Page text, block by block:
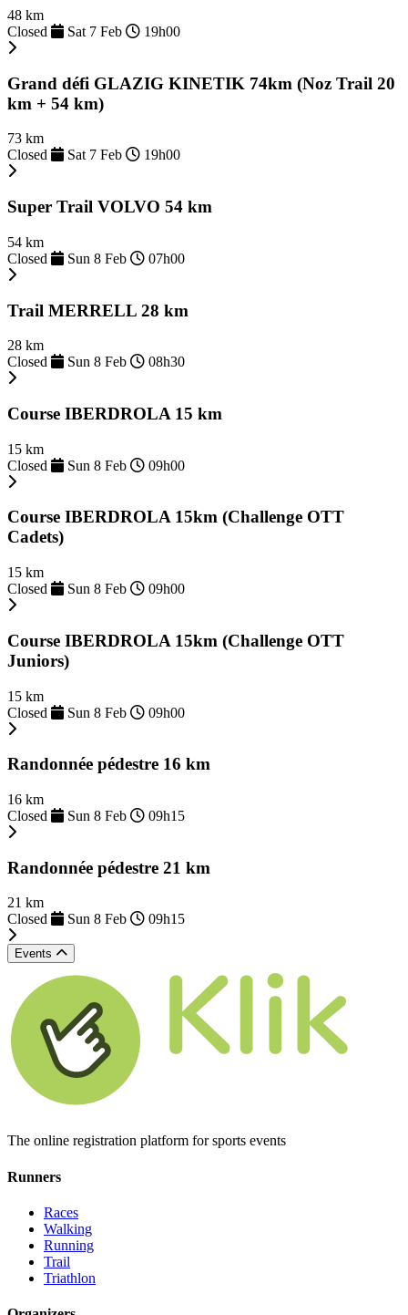
48 km
Closed
Sat 7 Feb 19h00
Grand défi GLAZIG KINETIK 74km (Noz Trail 20
km + 54 km)
73 km
Closed
Sat 7 Feb 19h00
Super Trail VOLVO 54 km
54 km
Closed
Sun 8 Feb 07h00
Trail MERRELL 28 km
28 km
Closed
Sun 8 Feb 08h30
Course IBERDROLA 15 km
15 km
Closed
Sun 8 Feb 09h00
Course IBERDROLA 15km (Challenge OTT
Cadets)
15 km
Closed
Sun 8 Feb 09h00
Course IBERDROLA 15km (Challenge OTT
Juniors)
15 km
Closed
Sun 8 Feb 09h00
Randonnée pédestre 16 km
16 km
Closed
Sun 8 Feb 09h15
Randonnée pédestre 21 km
21 km
Closed
Sun 8 Feb 09h15
Events
The online registration platform for sports events
Runners
Races
Walking
Running
Trail
Triathlon